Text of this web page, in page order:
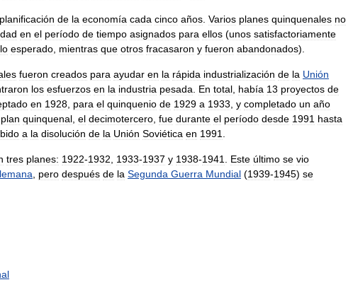
planificación de la economía cada cinco años Varios planes quinquenales no
en el período de tiempo asignados para ellos (unos satisfactoriamente
lo esperado mientras que otros fracasaron y fueron abandonados).
fueron creados para ayudar en la rápida industrialización de la Unión
los esfuerzos en la industria pesada En total había 13 proyectos de
en 1928 para el quinquenio de 1929 a 1933 y completado un año
plan quinquenal el decimotercero fue durante el período desde 1991 hasta
a la disolución de la Unión Soviética en 1991
tres planes: 1922-1932 1933-1937 y 1938-1941 Este último se vio
pero después de la Segunda Guerra Mundial (1939-1945) se